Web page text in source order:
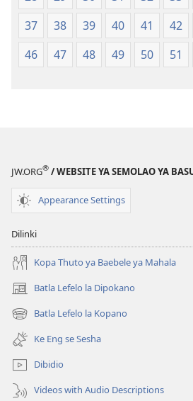
37
38 39 40 41 42
46
47 48 49 50 51
JW.ORG® / WEBSITE YA SEMOLAO YA
Appearance Settings
Dilinki
Kopa Thuto ya Baebele ya Mahala
Batla Lefelo la Dipokano
(e
bula
tsebe
nngwe)
Batla Lefelo la Kopano
(e
bula
tsebe
e
nngwe)
Ke Eng se Sesha
Dibidio
Videos with Audio Descriptions